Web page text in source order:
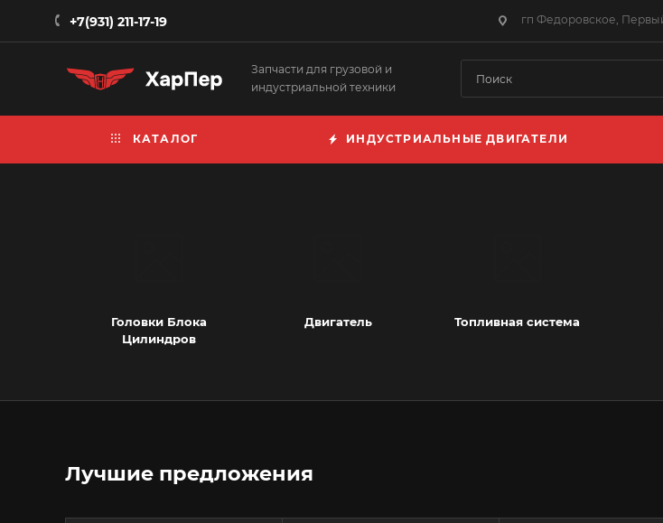
+7(931) 211-17-19 гп Федоровское,
Запчасти для грузовой и
индустриальной техники
КАТАЛОГ ИНДУСТРИАЛЬНЫЕ ДВИГАТЕЛИ
Головки Блока
Цилиндров
Двигатель Топливная система
Лучшие предложения